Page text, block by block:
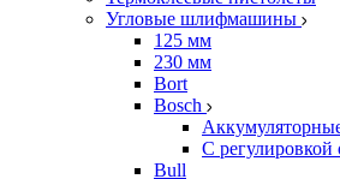
Угловые шлифмашины
125 мм
230 мм
Bort
Bosch
С регулировкой
Bull